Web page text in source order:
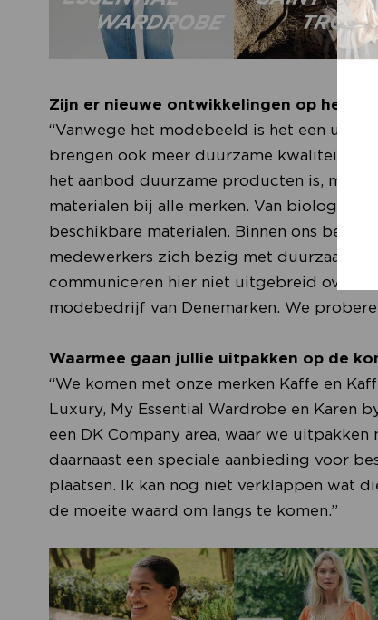
Zijn er nieuwe ontwikkelingen op het
“Vanwege het modebeeld is het een
brengen ook meer duurzame kwaliteiten.
het aanbod duurzame producten is, maar
materialen bij alle merken. Van biologisch
beschikbare materialen. Binnen ons
medewerkers zich bezig met
communiceren hier niet uitgebreid over,
modebedrijf van Denemarken. We
Waarmee gaan jullie uitpakken op de
“We komen met onze merken Kaffe en
Luxury, My Essential Wardrobe en Karen
een DK Company area, waar we
daarnaast een speciale aanbieding voor
plaatsen. Ik kan nog niet verklappen wat
de moeite waard om langs te komen.”